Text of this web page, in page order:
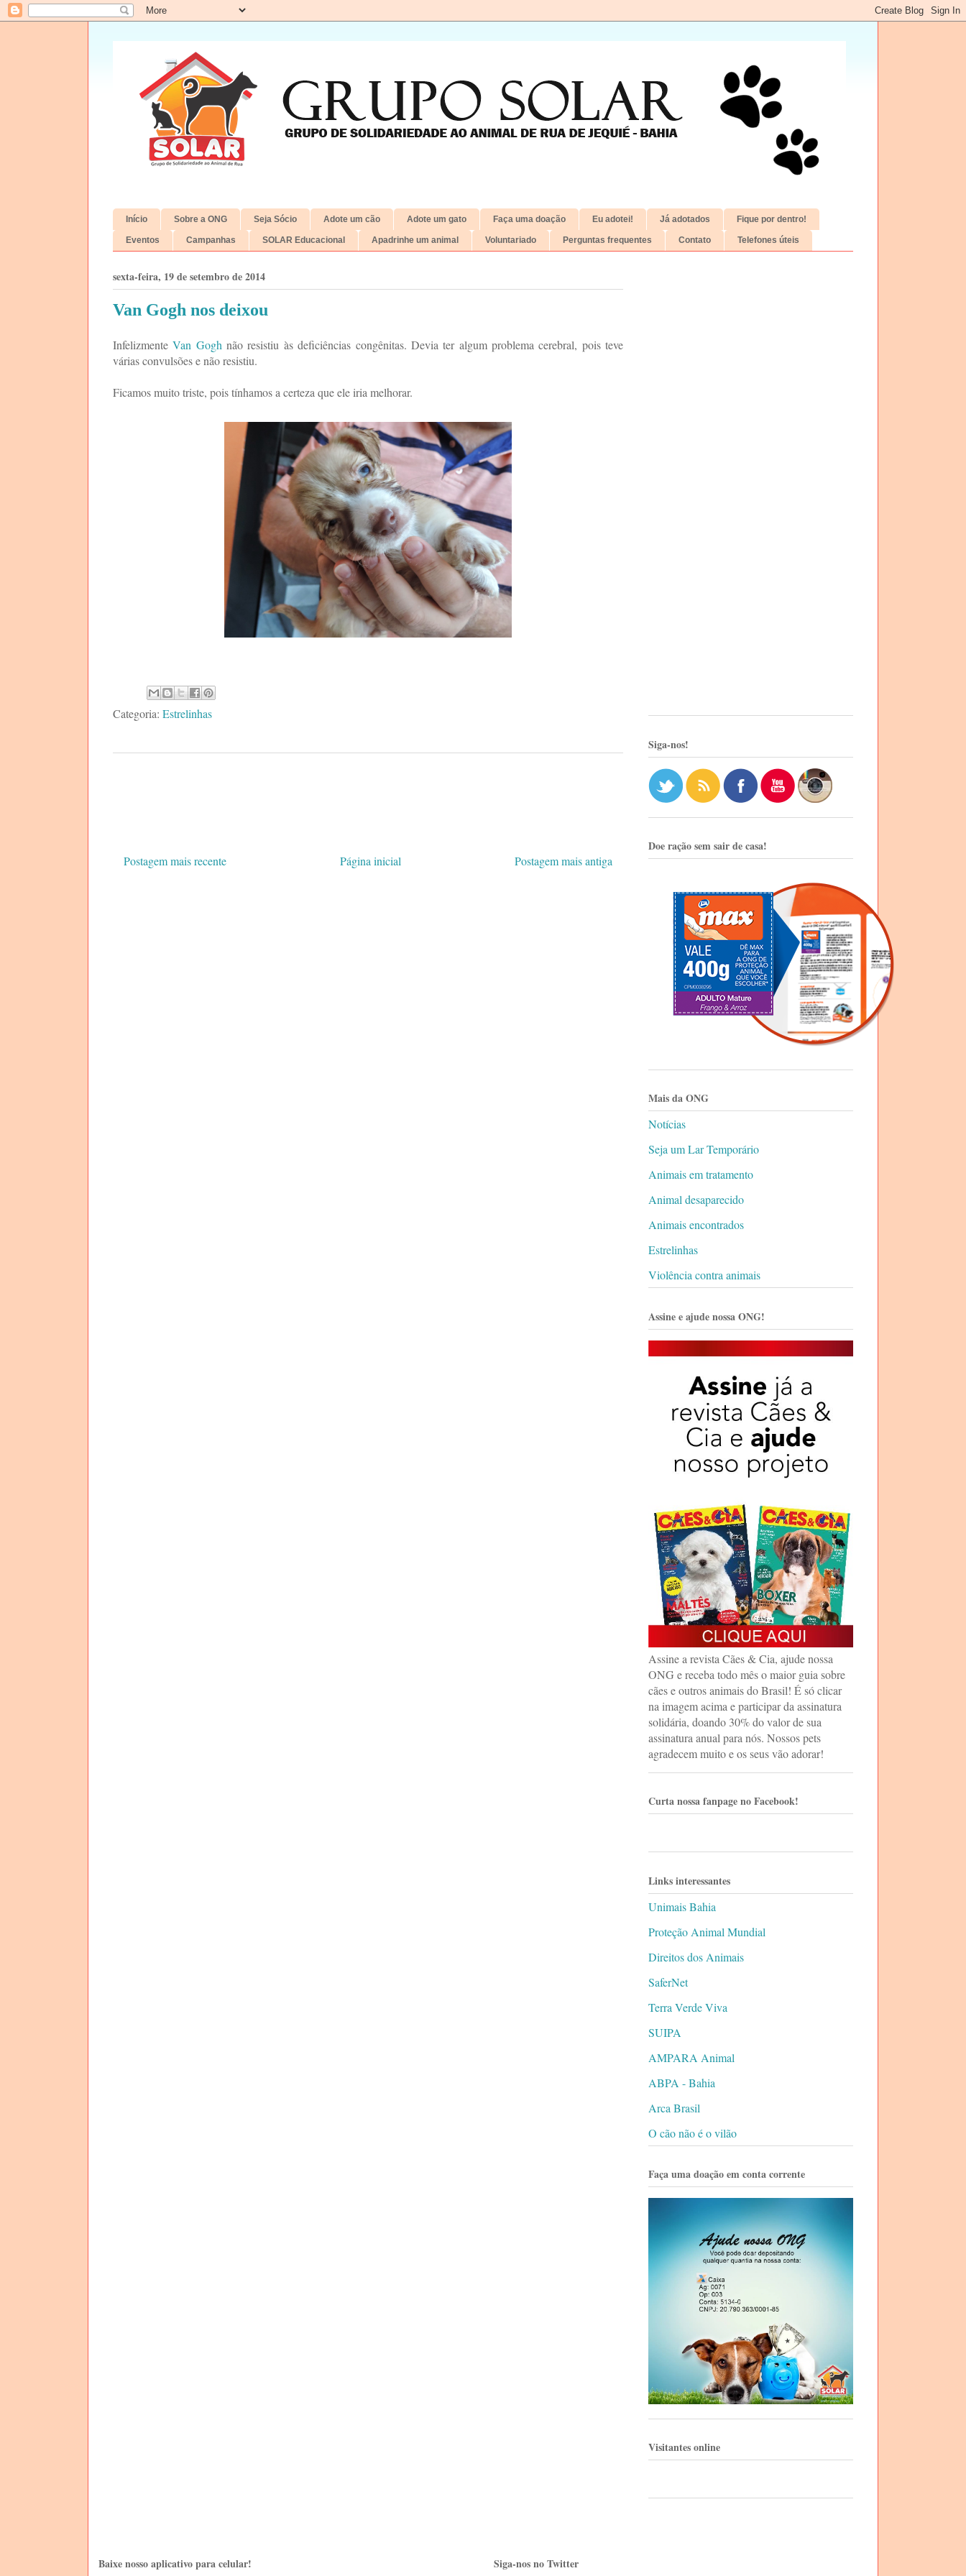
Início Sobre a ONG Seja Sócio Adote um cão Adote um gato Faça uma doação Eu adotei! Já adotados Fique por dentro!
Eventos Campanhas SOLAR Educacional Apadrinhe um animal Voluntariado Perguntas frequentes Contato Telefones úteis
sexta-feira, 19 de setembro de 2014
Van Gogh nos deixou
InfelizmenteVan Gogh não resistiu às deficiências congênitas. Devia ter algum problema cerebral, pois teve
várias convulsões e não resistiu.
Ficamos muito triste, pois tínhamos a certeza que ele iria melhorar.
Categoria: Estrelinhas
Postagem mais recente Postagem mais antiga
Página inicial
Siga-nos!
Doe ração sem sair de casa!
Mais da ONG
Notícias
Seja um Lar Temporário
Animais em tratamento
Animal desaparecido
Animais encontrados
Estrelinhas
Violência contra animais
Assine e ajude nossa ONG!
Assine a revista Cães & Cia, ajude nossa
ONG e receba todo mês o maior guia sobre
cães e outros animais do Brasil! É só clicar
na imagem acima e participar da assinatura
solidária, doando 30% do valor de sua
assinatura anual para nós. Nossos pets
agradecem muito e os seus vão adorar!
Curta nossa fanpage no Facebook!
Links interessantes
Unimais Bahia
Proteção Animal Mundial
Direitos dos Animais
SaferNet
Terra Verde Viva
SUIPA
AMPARA Animal
ABPA - Bahia
Arca Brasil
O cão não é o vilão
Faça uma doação em conta corrente
Visitantes online
Baixe nosso aplicativo para celular! Siga-nos no Twitter